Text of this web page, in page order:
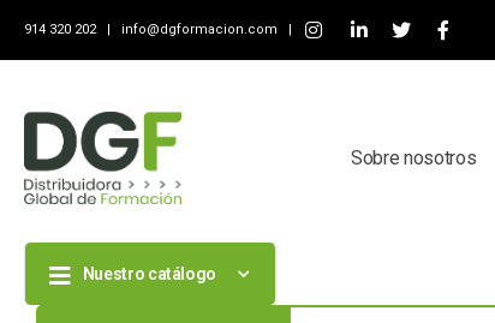
914 320 202 | info@dgformacion.com |
Sobre nosotros
Nuestro catálogo